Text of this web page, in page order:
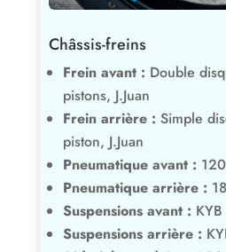
Frein avant : Double
pistons, J.Juan
Simple
piston, J.Juan
Pneumatique avant :
Pneumatique arrière :
Suspensions avant :
Suspensions arrière :
Aide à la conduite :
réglable